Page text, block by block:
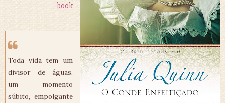
book
Toda vida tem um
divisor de águas,
um momento
súbito, empolgante